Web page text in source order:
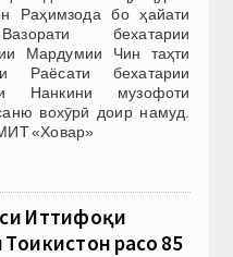
Раҳимзода бо ҳайати
бехатарии
Мардумии Чин таҳти
Раёсати бехатарии
Нанкини музофоти
вохӯрӣ доир намуд.
«Ховар»
Иттифоқи
расо 85